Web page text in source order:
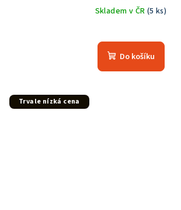
Skladem v ČR (5 ks)
Do košíku
Trvale nízká cena